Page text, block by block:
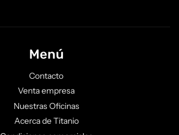
Menú
Contacto
Venta empresa
Nuestras Oficinas
Acerca de Titanio